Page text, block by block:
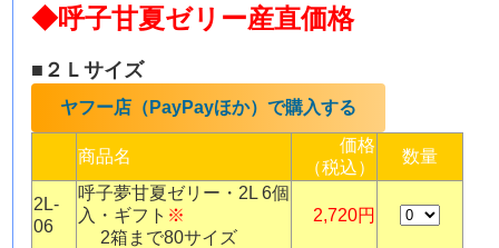
◆呼子甘夏ゼリー産直価格
■ ２Ｌサイズ
ヤフー店（PayPayほか）で購入する
商品名
価格
（税込）
数量
2L-
06
呼子夢甘夏ゼリー・2L 6個
入・ギフト ※
2箱まで80サイズ
2,720円